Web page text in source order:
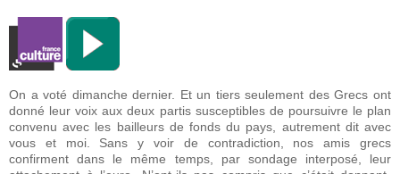
On a voté dimanche dernier. Et un tiers seulement des Grecs ont
donné leur voix aux deux partis susceptibles de poursuivre le plan
convenu avec les bailleurs de fonds du pays, autrement dit avec
vous et moi. Sans y voir de contradiction, nos amis grecs
confirment dans le même temps, par sondage interposé, leur